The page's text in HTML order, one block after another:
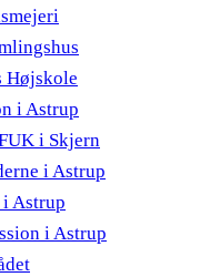
Højskole
i Astrup
i Skjern
i Astrup
Astrup
i Astrup